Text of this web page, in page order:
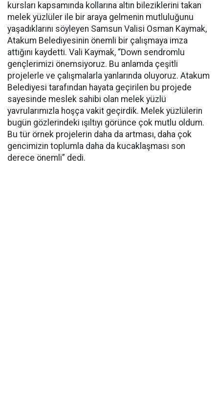
kursları kapsamında kollarına altın bileziklerini takan
melek yüzlüler ile bir araya gelmenin mutluluğunu
yaşadıklarını söyleyen Samsun Valisi Osman Kaymak,
Atakum Belediyesinin önemli bir çalışmaya imza
attığını kaydetti. Vali Kaymak, “Down sendromlu
gençlerimizi önemsiyoruz. Bu anlamda çeşitli
projelerle ve çalışmalarla yanlarında oluyoruz. Atakum
Belediyesi tarafından hayata geçirilen bu projede
sayesinde meslek sahibi olan melek yüzlü
yavrularımızla hoşça vakit geçirdik. Melek yüzlülerin
bugün gözlerindeki ışıltıyı görünce çok mutlu oldum.
Bu tür örnek projelerin daha da artması, daha çok
gencimizin toplumla daha da kucaklaşması son
derece önemli” dedi.